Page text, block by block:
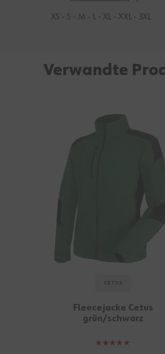
XS - S - M - L - XL - XXL - 3XL
Verwandte
Fleecejacke Cetus
grün/schwarz
Bewertung: